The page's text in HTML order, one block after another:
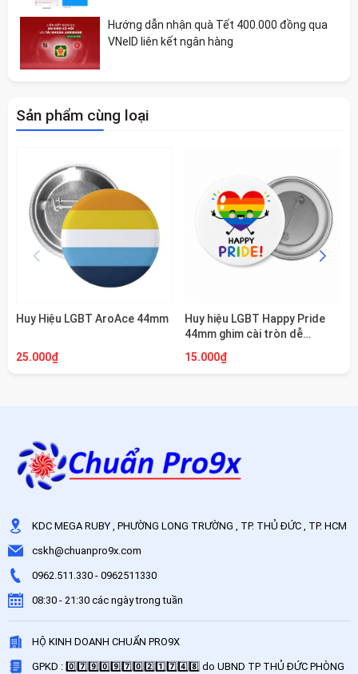
Hướng dẫn nhận quà Tết 400.000 đồng qua
VNeID liên kết ngân hàng
Sản phẩm cùng loại
Huy Hiệu LGBT AroAce 44mm
25.000₫
Huy hiệu LGBT Happy Pride
44mm ghim cài tròn dễ
15.000₫
KDC MEGA RUBY , PHƯỜNG LONG TRƯỜNG , TP. THỦ ĐỨC , TP. HCM
cskh@chuanpro9x.com
0962.511.330 - 0962511330
08:30 - 21:30 các ngày trong tuần
HỘ KINH DOANH CHUẨN PRO9X
GPKD : 0️⃣7️⃣9️⃣0️⃣9️⃣7️⃣0️⃣2️⃣1️⃣7️⃣4️⃣8️⃣ do UBND TP THỦ ĐỨC PHÒNG